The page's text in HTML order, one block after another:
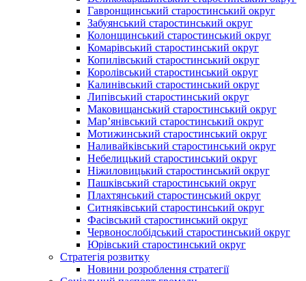
Гавронщинський старостинський округ
Забуянський старостинський округ
Колонщинський старостинський округ
Комарівський старостинський округ
Копилівський старостинський округ
Королівський старостинський округ
Калинівський старостинський округ
Липівський старостинський округ
Маковищанський старостинський округ
Мар’янівський старостинський округ
Мотижинський старостинський округ
Наливайківський старостинський округ
Небелицький старостинський округ
Ніжиловицький старостинський округ
Пашківський старостинський округ
Плахтянський старостинський округ
Ситняківський старостинський округ
Фасівський старостинський округ
Червонослобідський старостинський округ
Юрівський старостинський округ
Стратегія розвитку
Новини розроблення стратегії